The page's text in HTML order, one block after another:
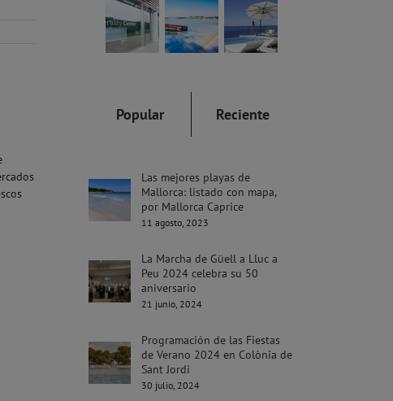
Popular Reciente
Las mejores playas de
Mallorca: listado con mapa,
por Mallorca Caprice
11 agosto, 2023
La Marcha de Güell a Lluc a
Peu 2024 celebra su 50
aniversario
21 junio, 2024
Programación de las Fiestas
de Verano 2024 en Colònia de
Sant Jordi
30 julio, 2024